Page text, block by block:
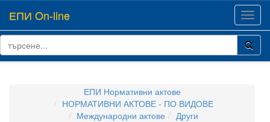
ЕПИ On-line
ЕПИ Нормативни актове
НОРМАТИВНИ АКТОВЕ - ПО ВИДОВЕ
Международни актове
Други